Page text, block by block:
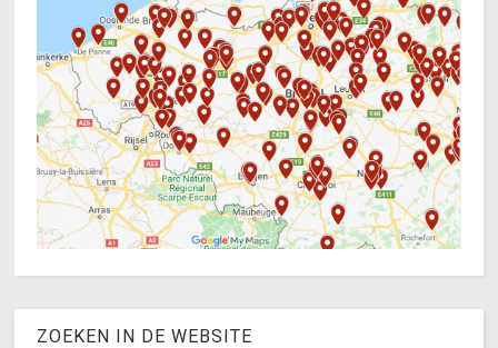
ZOEKEN IN DE WEBSITE